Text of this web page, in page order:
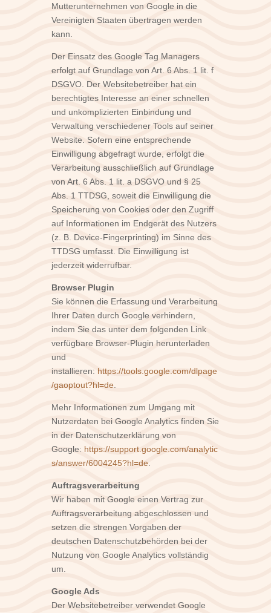
Mutterunternehmen von Google in die
Vereinigten Staaten übertragen werden
kann.
Der Einsatz des Google Tag Managers
erfolgt auf Grundlage von Art. 6 Abs. 1 lit. f
DSGVO. Der Websitebetreiber hat ein
berechtigtes Interesse an einer schnellen
und unkomplizierten Einbindung und
Verwaltung verschiedener Tools auf seiner
Website. Sofern eine entsprechende
Einwilligung abgefragt wurde, erfolgt die
Verarbeitung ausschließlich auf Grundlage
von Art. 6 Abs. 1 lit. a DSGVO und § 25
Abs. 1 TTDSG, soweit die Einwilligung die
Speicherung von Cookies oder den Zugriff
auf Informationen im Endgerät des Nutzers
(z. B. Device-Fingerprinting) im Sinne des
TTDSG umfasst. Die Einwilligung ist
jederzeit widerrufbar.
Browser Plugin
Sie können die Erfassung und Verarbeitung
Ihrer Daten durch Google verhindern,
indem Sie das unter dem folgenden Link
verfügbare Browser-Plugin herunterladen
und
installieren: https://tools.google.com/dlpage
/gaoptout?hl=de
Mehr Informationen zum Umgang mit
Nutzerdaten bei Google Analytics finden Sie
in der Datenschutzerklärung von
Google: https://support.google.com/analytic
s/answer/6004245?hl=de
Auftragsverarbeitung
Wir haben mit Google einen Vertrag zur
Auftragsverarbeitung abgeschlossen und
setzen die strengen Vorgaben der
deutschen Datenschutzbehörden bei der
Nutzung von Google Analytics vollständig
um.
Google Ads
Der Websitebetreiber verwendet Google